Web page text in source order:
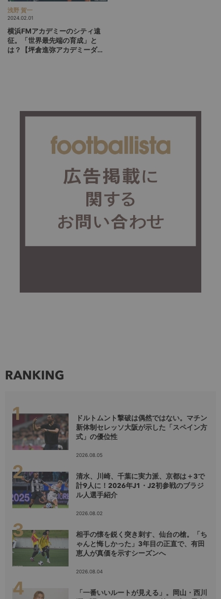
浅野 賀一
2024.02.01
横浜FMアカデミーのシティ遠
征。「世界最先端の育成」と
は？【坪倉進弥アカデミーダイ
RANKING
ドルトムント撃破は偶然ではない。マチン
新体制セレッソ大阪が示した「スペイン方
式」の優位性
2026.08.05
清水、川崎、千葉に実力派、京都は＋3で
計9人に！2026年J1・J2初参戦のブラジ
ル人選手紹介
2026.08.02
相手の懐を鋭く突き刺す、仙台の槍。「ち
ゃんと悔しかった」3年目の正直で、有田
恵人が真価を示すシーズンへ
2026.08.04
「一番いいルートが見える」。岡山・西川